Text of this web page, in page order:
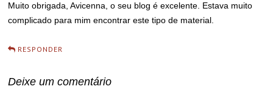
Muito obrigada, Avicenna, o seu blog é excelente. Estava muito
complicado para mim encontrar este tipo de material.
RESPONDER
Deixe um comentário